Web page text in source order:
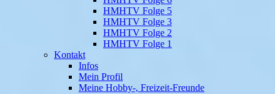
HMHTV Folge 5
HMHTV Folge 3
HMHTV Folge 2
HMHTV Folge 1
Kontakt
Infos
Mein Profil
Meine Hobby-, Freizeit-Freunde